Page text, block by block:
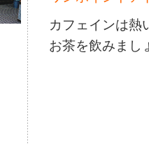
カフェインは熱
お茶を飲みまし